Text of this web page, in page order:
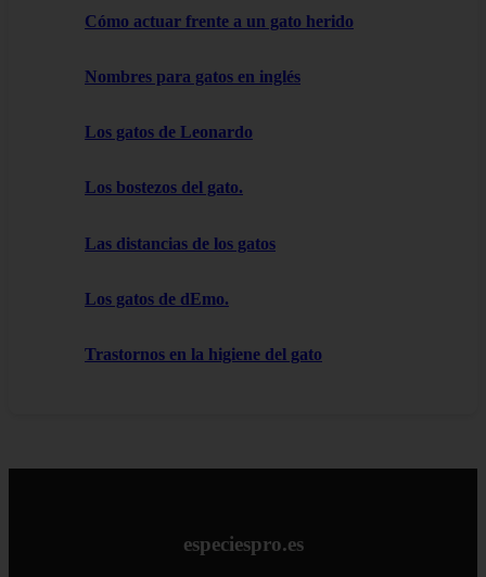
Cómo actuar frente a un gato herido
Nombres para gatos en inglés
Los gatos de Leonardo
Los bostezos del gato.
Las distancias de los gatos
Los gatos de dEmo.
Trastornos en la higiene del gato
especiespro.es